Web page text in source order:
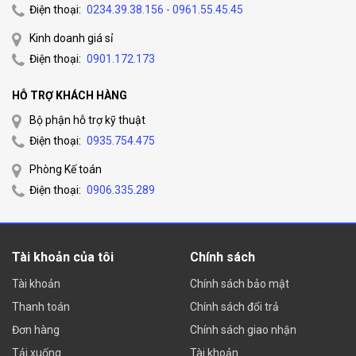
Điện thoại: 0234.39.38.156 - 0961.55.45.45
Kinh doanh giá sỉ
Điện thoại: 0901.172.173
HỖ TRỢ KHÁCH HÀNG
Bộ phận hỗ trợ kỹ thuật
Điện thoại: 0935.754.475
Phòng Kế toán
Điện thoại: 0906.335.289
Tài khoản của tôi
Tài khoản
Thanh toán
Đơn hàng
Tải xuống
Chính sách
Chính sách bảo mật
Chính sách đổi trả
Chính sách giao nhận
Tài khoản